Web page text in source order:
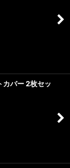
カバー 2枚セッ